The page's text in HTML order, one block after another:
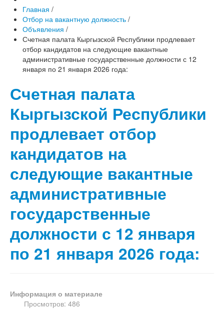
Главная /
Отбор на вакантную должность /
Объявления /
Счетная палата Кыргызской Республики продлевает
отбор кандидатов на следующие вакантные
административные государственные должности с 12
января по 21 января 2026 года:
Счетная палата
Кыргызской Республики
продлевает отбор
кандидатов на
следующие вакантные
административные
государственные
должности с 12 января
по 21 января 2026 года:
Информация о материале
Просмотров: 486